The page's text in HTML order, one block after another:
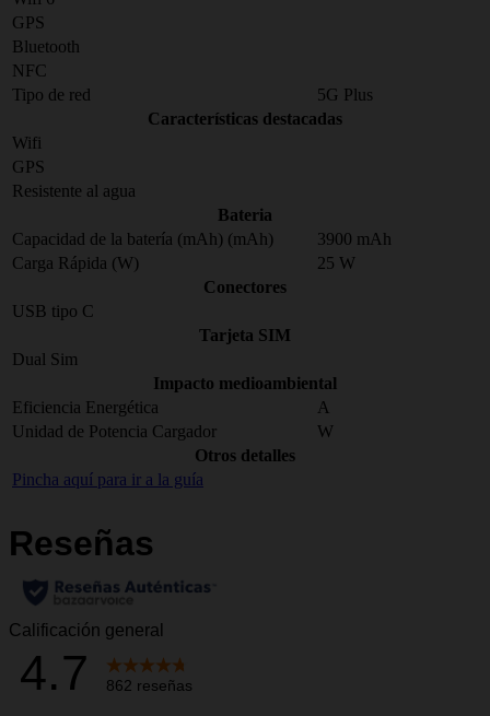
GPS
Bluetooth
NFC
Tipo de red
5G Plus
Características destacadas
Wifi
GPS
Resistente al agua
Bateria
Capacidad de la batería (mAh) (mAh)
3900 mAh
Carga Rápida (W)
25 W
Conectores
USB tipo C
Tarjeta SIM
Dual Sim
Impacto medioambiental
Eficiencia Energética
A
Unidad de Potencia Cargador
W
Otros detalles
Pincha aquí para ir a la guía